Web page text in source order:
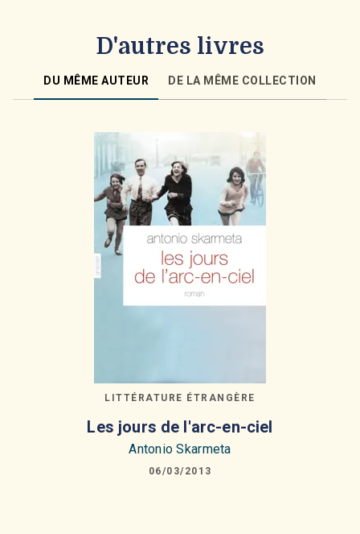
D'autres livres
DU MÊME AUTEUR DE LA MÊME COLLECTION
LITTÉRATURE ÉTRANGÈRE
Les jours de l'arc-en-ciel
Antonio Skarmeta
06/03/2013